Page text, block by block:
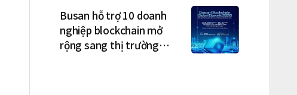
Busan hỗ trợ 10 doanh
nghiệp blockchain mở
rộng sang thị trường